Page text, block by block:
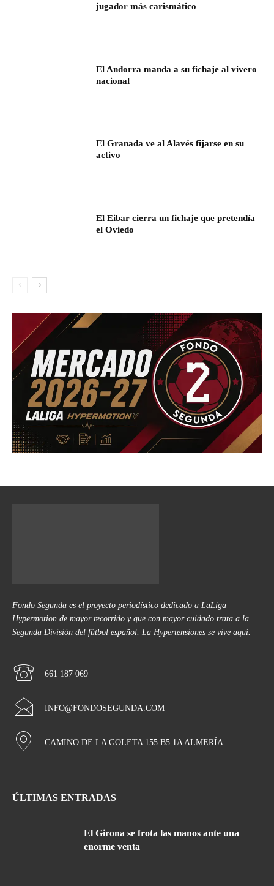
jugador más carismático
El Andorra manda a su fichaje al vivero
nacional
El Granada ve al Alavés fijarse en su
activo
El Eibar cierra un fichaje que pretendía
el Oviedo
Fondo Segunda es el proyecto periodístico dedicado a LaLiga
Hypermotion de mayor recorrido y que con mayor cuidado trata a la
Segunda División del fútbol español. La Hypertensiones se vive aquí.
661 187 069
INFO@FONDOSEGUNDA.COM
CAMINO DE LA GOLETA 155 B5 1A ALMERÍA
ÚLTIMAS ENTRADAS
El Girona se frota las manos ante una
enorme venta